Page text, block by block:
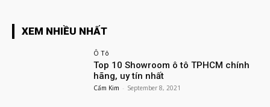
XEM NHIỀU NHẤT
Ô Tô
Top 10 Showroom ô tô TPHCM chính
hãng, uy tín nhất
Cẩm Kim - September 8, 2021